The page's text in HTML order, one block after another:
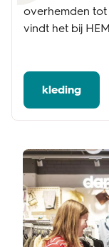
overhemden tot
vindt het bij
kleding